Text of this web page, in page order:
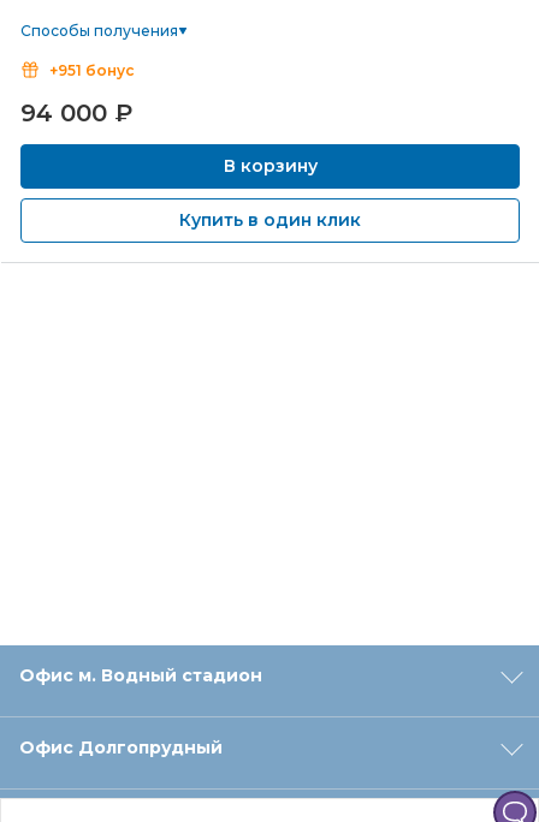
Способы получения
+951 бонус
94 000 ₽
В корзину
Купить в один клик
Офис м. Водный стадион
Офис Долгопрудный